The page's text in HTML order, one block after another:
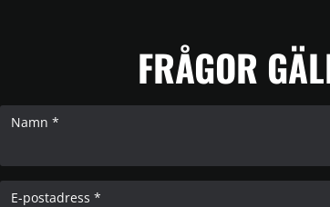
FRÅGOR
Namn *
E-postadress *